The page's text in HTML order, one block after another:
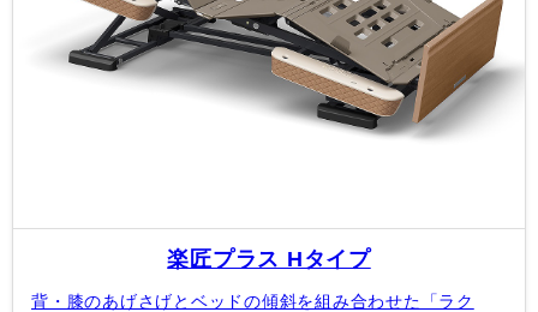
楽匠プラス Hタイプ
背・膝のあげさげとベッドの傾斜を組み合わせた「ラク